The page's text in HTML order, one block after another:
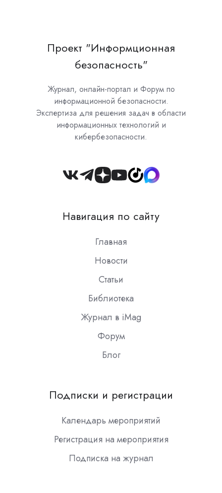
Проект "Информционная
безопасность"
Журнал, онлайн-портал и Форум по
информационной безопасности.
Экспертиза для решения задач в области
информационных технологий и
кибербезопасности.
Join
Slack
Навигация по сайту
Главная
Новости
Статьи
Библиотека
Журнал в iMag
Форум
Блог
Подписки и регистрации
Календарь мероприятий
Регистрация на мероприятия
Подписка на журнал